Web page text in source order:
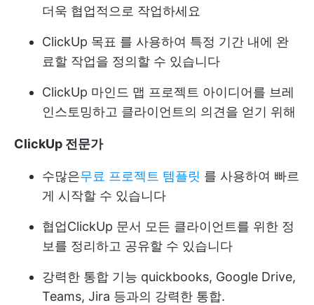
더욱 협업적으로 작업하세요
ClickUp 목표 를 사용하여 특정 기간 내에 완
료할 작업을 정의할 수 있습니다
ClickUp 마인드 맵 프로젝트 아이디어를 브레
인스토밍하고 클라이언트의 의견을 얻기 위해
ClickUp 전문가
수많은무료 프로젝트 템플릿 를 사용하여 빠르
게 시작할 수 있습니다
협업ClickUp 문서 모든 클라이언트를 위한 정
보를 정리하고 공유할 수 있습니다
강력한 통합 기능 quickbooks, Google Drive,
Teams, Jira 등과의 강력한 통합.